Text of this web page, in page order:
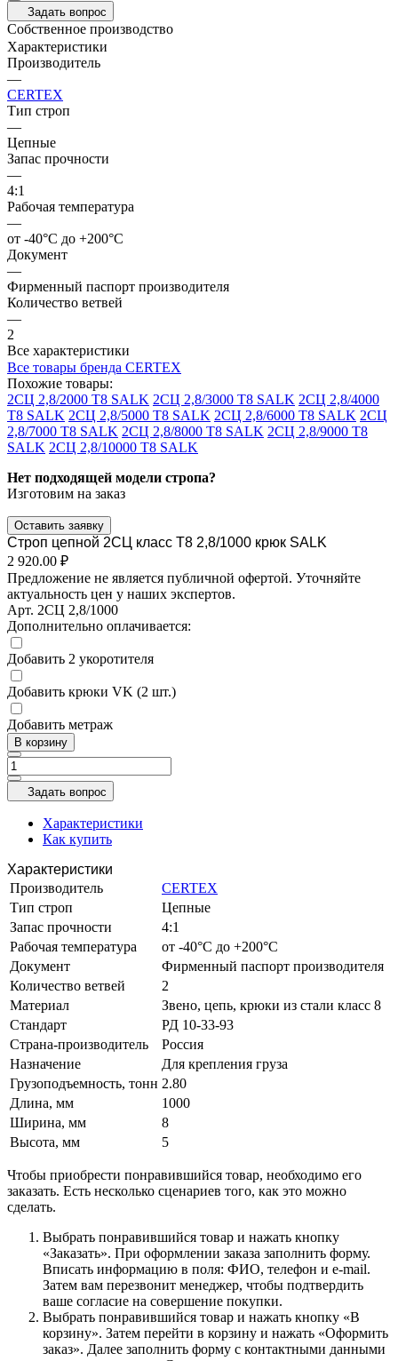
Задать вопрос
Собственное производство
Характеристики
Производитель
—
CERTEX
Тип строп
—
Цепные
Запас прочности
—
4:1
Рабочая температура
—
от -40°C до +200°C
Документ
—
Фирменный паспорт производителя
Количество ветвей
—
2
Все характеристики
Все товары бренда CERTEX
Похожие товары:
2СЦ 2,8/2000 Т8 SALK 2СЦ 2,8/3000 Т8 SALK 2СЦ 2,8/4000
Т8 SALK 2СЦ 2,8/5000 Т8 SALK 2СЦ 2,8/6000 Т8 SALK 2СЦ
2,8/7000 Т8 SALK 2СЦ 2,8/8000 Т8 SALK 2СЦ 2,8/9000 Т8
SALK 2СЦ 2,8/10000 Т8 SALK
Нет подходящей модели стропа?
Изготовим на заказ
Оставить заявку
Строп цепной 2СЦ класс Т8 2,8/1000 крюк SALK
2 920.00 ₽
Предложение не является публичной офертой. Уточняйте
актуальность цен у наших экспертов.
Арт. 2СЦ 2,8/1000
Дополнительно оплачивается:
Добавить 2 укоротителя
Добавить крюки VK (2 шт.)
Добавить метраж
В корзину
Задать вопрос
Характеристики
Как купить
Характеристики
Производитель
CERTEX
Тип строп
Цепные
Запас прочности
4:1
Рабочая температура
от -40°C до +200°C
Документ
Фирменный паспорт производителя
Количество ветвей
2
Материал
Звено, цепь, крюки из стали класс 8
Стандарт
РД 10-33-93
Страна-производитель
Россия
Назначение
Для крепления груза
Грузоподъемность, тонн 2.80
Длина, мм
1000
Ширина, мм
8
Высота, мм
5
Чтобы приобрести понравившийся товар, необходимо его
заказать. Есть несколько сценариев того, как это можно
сделать.
Выбрать понравившийся товар и нажать кнопку
«Заказать». При оформлении заказа заполнить форму.
Вписать информацию в поля: ФИО, телефон и e-mail.
Затем вам перезвонит менеджер, чтобы подтвердить
ваше согласие на совершение покупки.
Выбрать понравившийся товар и нажать кнопку «В
корзину». Затем перейти в корзину и нажать «Оформить
заказ». Далее заполнить форму с контактными данными